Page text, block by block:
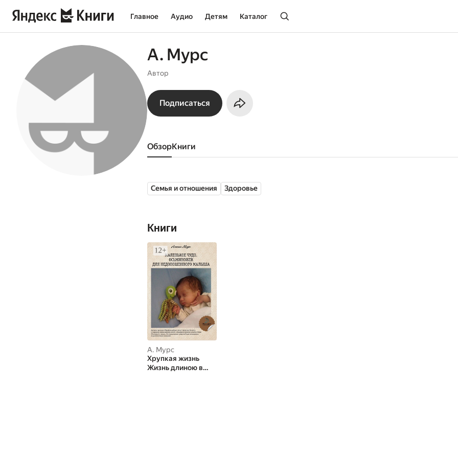
Главное Аудио Детям Каталог
А. Мурс
Автор
Подписаться
Обзор книги
Семья и отношения Здоровье
Книги
А. Мурс
Хрупкая жизнь
Жизнь длиною в